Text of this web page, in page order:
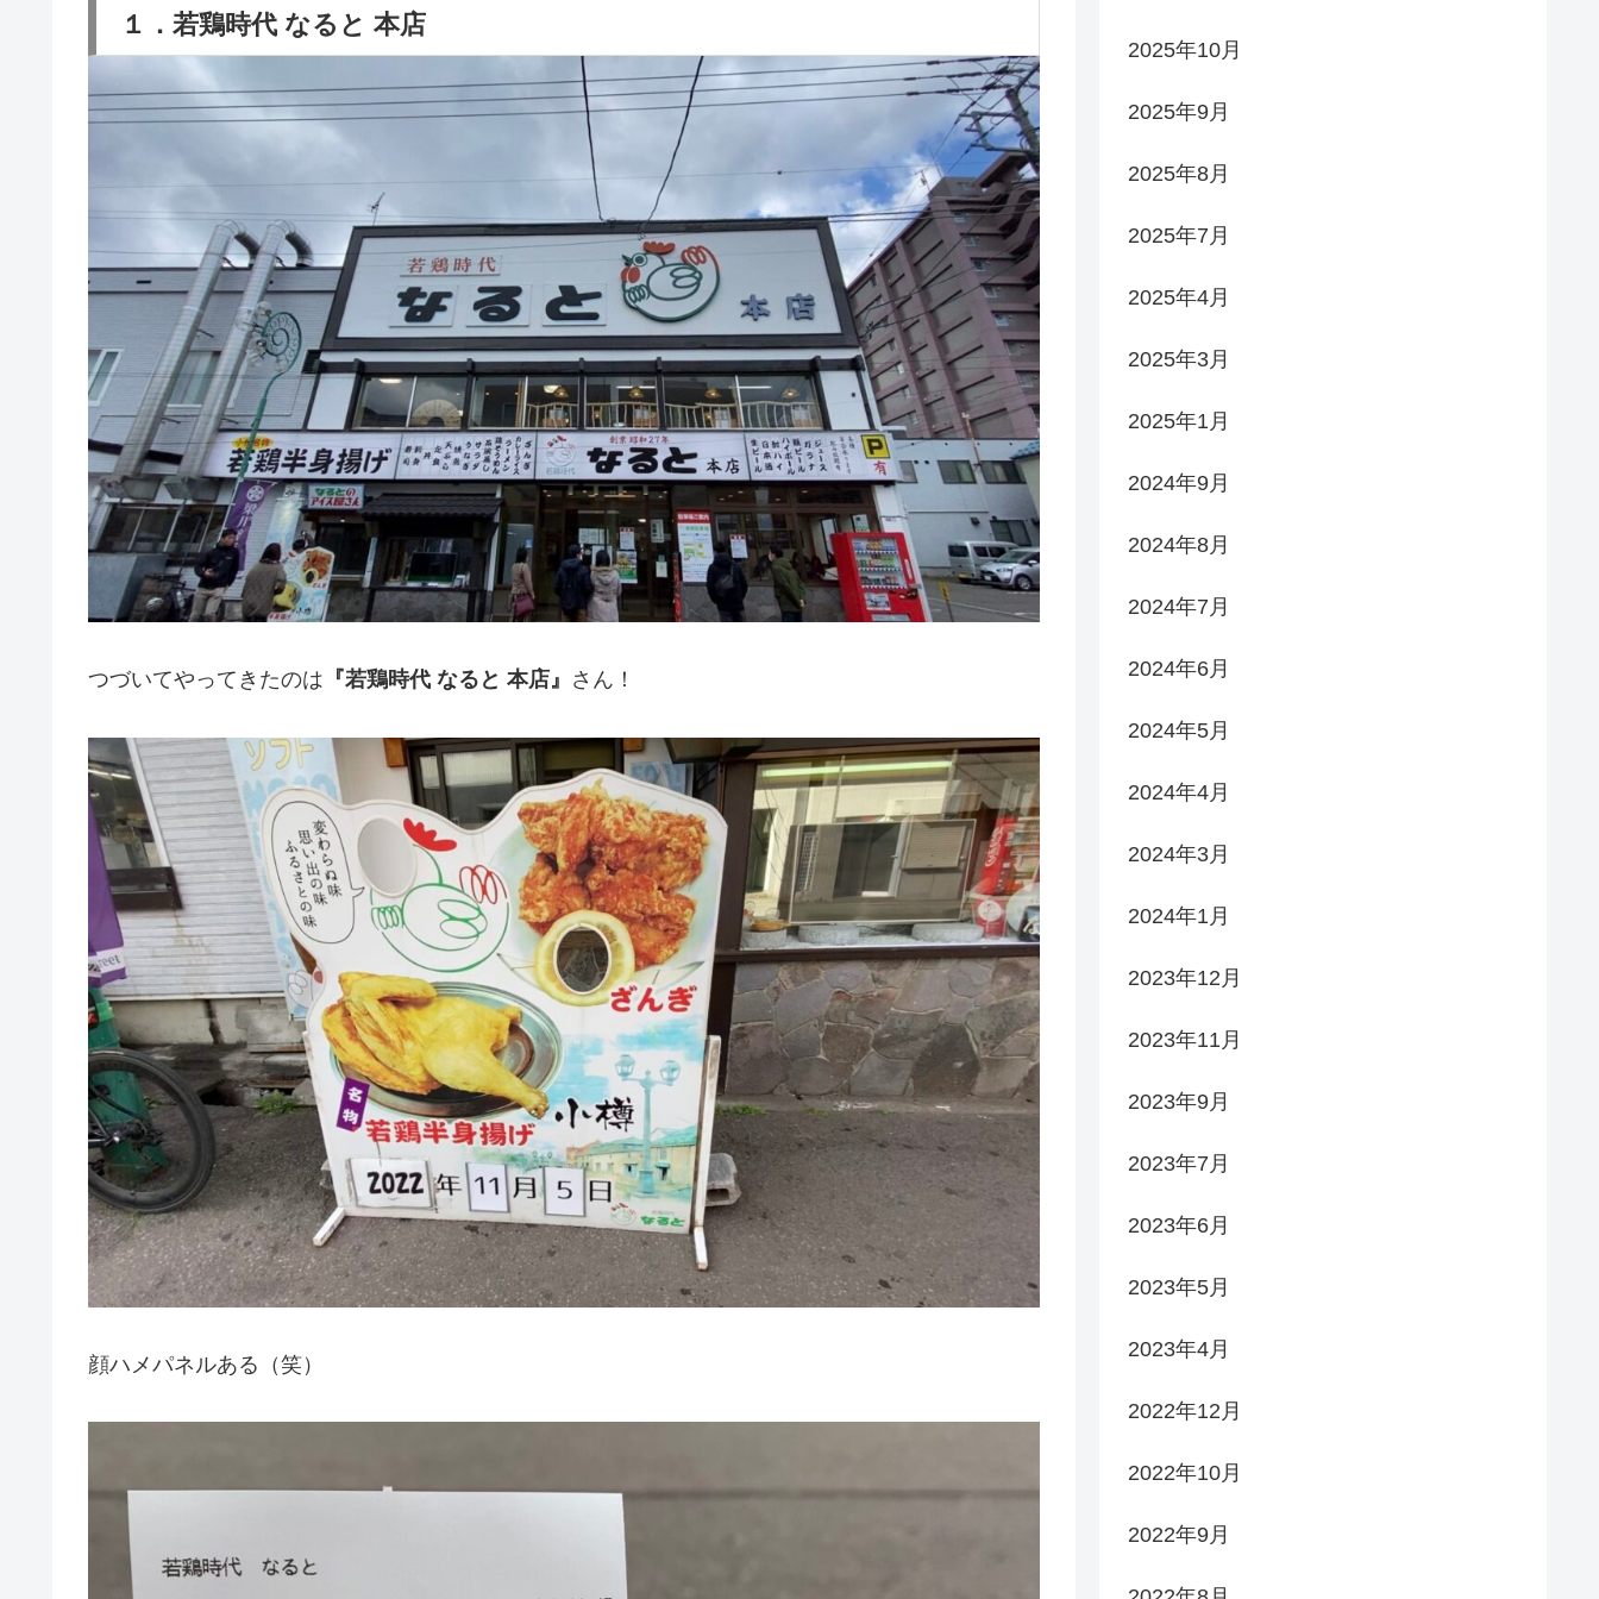
１．若鶏時代 なると 本店
つづいてやってきたのは 『若鶏時代 なると 本店』 さん！
顔ハメパネルある（笑）
2025年10月
2025年9月
2025年8月
2025年7月
2025年4月
2025年3月
2025年1月
2024年9月
2024年8月
2024年7月
2024年6月
2024年5月
2024年4月
2024年3月
2024年1月
2023年12月
2023年11月
2023年9月
2023年7月
2023年6月
2023年5月
2023年4月
2022年12月
2022年10月
2022年9月